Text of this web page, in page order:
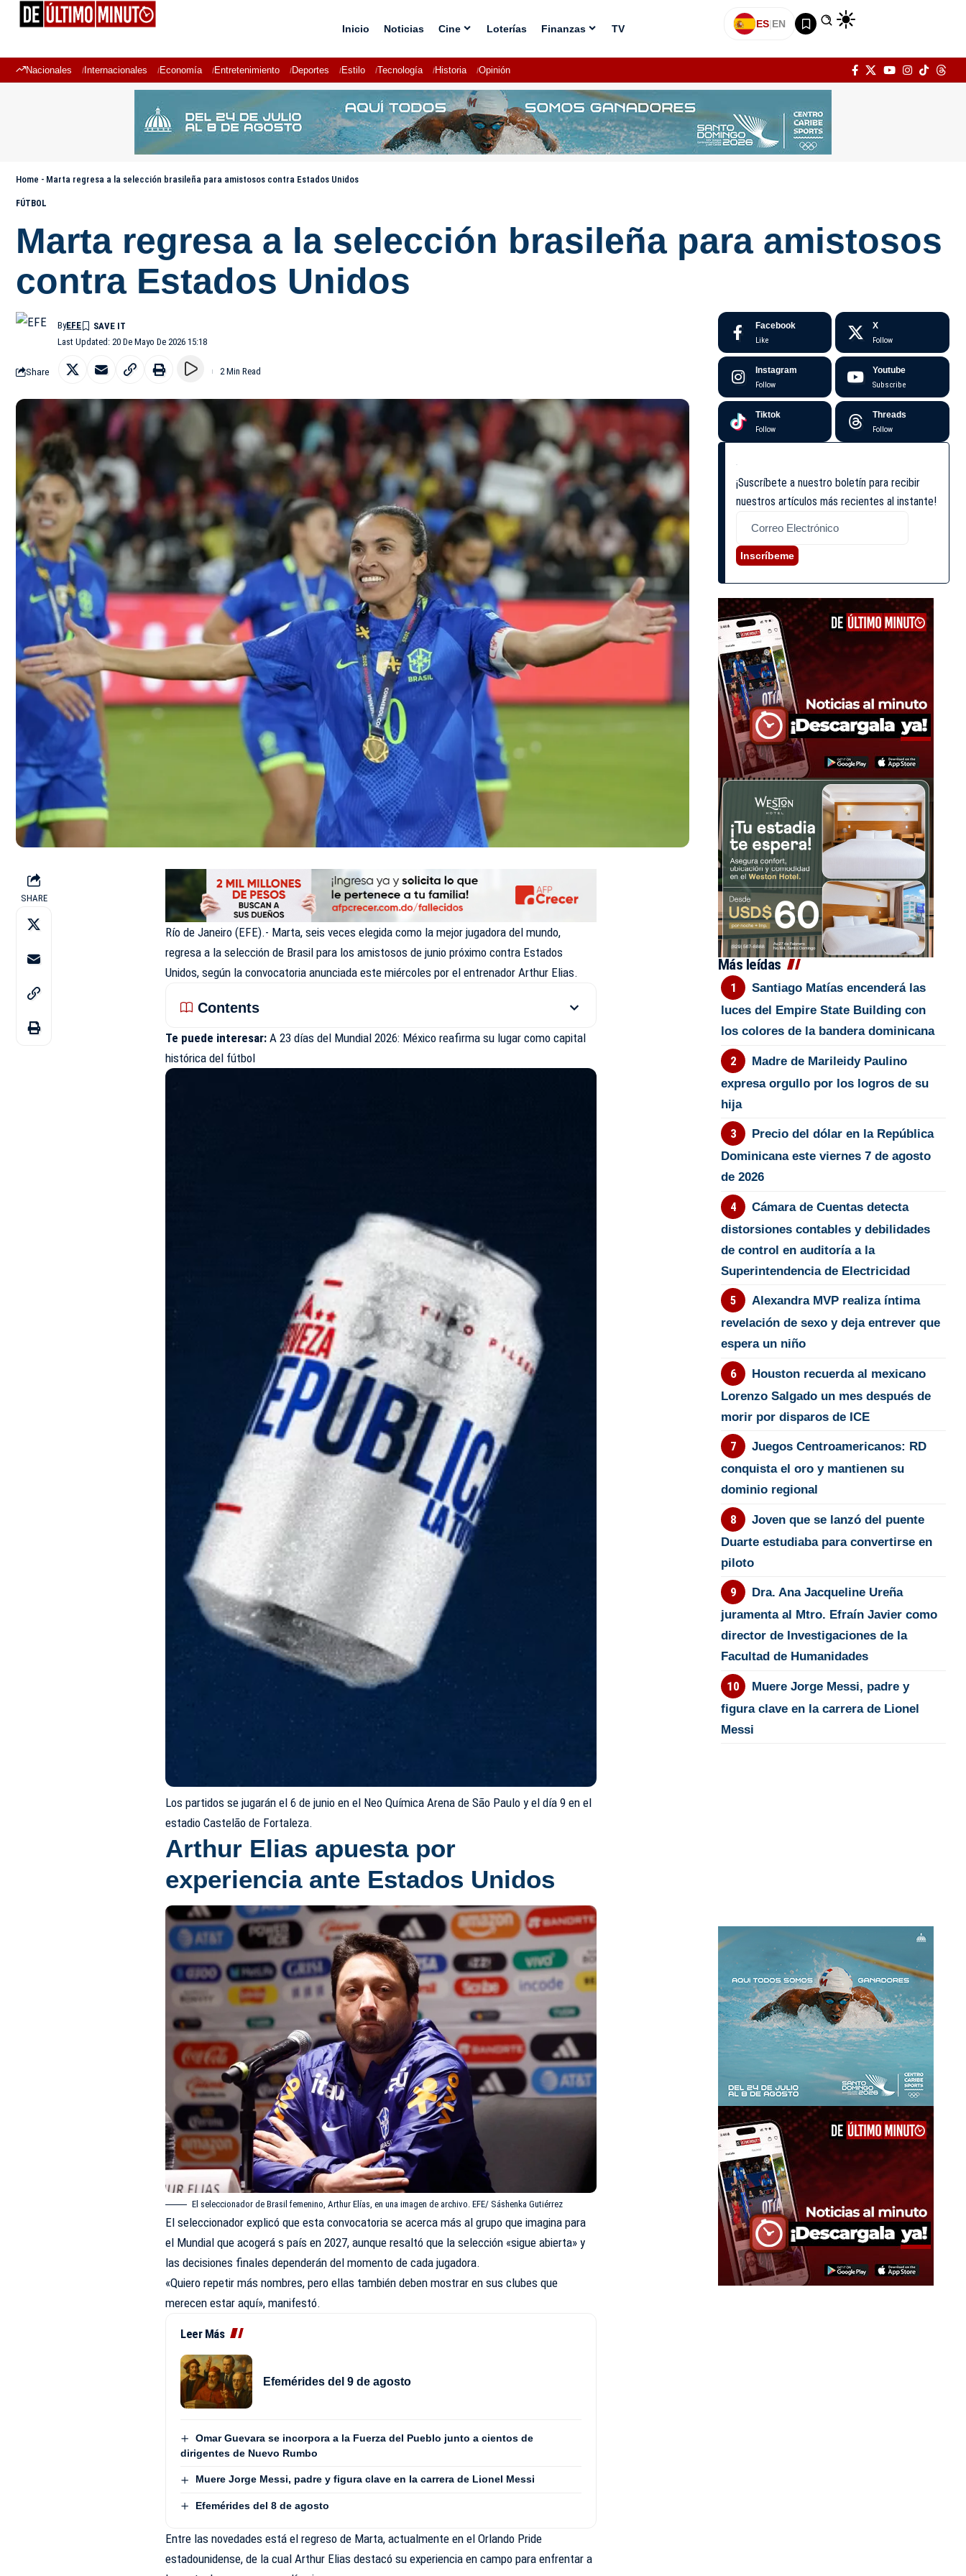
Inicio Noticias Cine Loterías Finanzas TV ES|EN
Nacionales Internacionales Economía Entretenimiento Deportes Estilo Tecnología Historia Opinión
Home - Marta regresa a la selección brasileña para amistosos contra Estados Unidos
FÚTBOL
Marta regresa a la selección brasileña para amistosos
contra Estados Unidos
Last Updated: 20 De Mayo De 2026 15:18
ByEFE
Share 2 Min Read
SHARE
Río de Janeiro (EFE).- Marta, seis veces elegida como la mejor jugadora del mundo,
regresa a la selección de Brasil para los amistosos de junio próximo contra Estados
Unidos, según la convocatoria anunciada este miércoles por el entrenador Arthur Elias.
Contents
Te puede interesar: A 23 días del Mundial 2026: México reafirma su lugar como capital
histórica del fútbol
Los partidos se jugarán el 6 de junio en el Neo Química Arena de São Paulo y el día 9 en el
estadio Castelão de Fortaleza.
Arthur Elias apuesta por
experiencia ante Estados Unidos
El seleccionador de Brasil femenino, Arthur Elías, en una imagen de archivo. EFE/ Sáshenka Gutiérrez
El seleccionador explicó que esta convocatoria se acerca más al grupo que imagina para
el Mundial que acogerá s país en 2027, aunque resaltó que la selección «sigue abierta» y
las decisiones finales dependerán del momento de cada jugadora.
«Quiero repetir más nombres, pero ellas también deben mostrar en sus clubes que
merecen estar aquí», manifestó.
Leer Más
Efemérides del 9 de agosto
Omar Guevara se incorpora a la Fuerza del Pueblo junto a cientos de
dirigentes de Nuevo Rumbo
Muere Jorge Messi, padre y figura clave en la carrera de Lionel Messi
Efemérides del 8 de agosto
Entre las novedades está el regreso de Marta, actualmente en el Orlando Pride
estadounidense, de la cual Arthur Elias destacó su experiencia en campo para enfrentar a
Facebook
Like
X
Follow
Instagram
Follow
Youtube
Subscribe
Tiktok
Follow
Threads
Follow
¡Suscríbete a nuestro boletín para recibir
nuestros artículos más recientes al instante!
Inscríbeme
Más leídas
Santiago Matías encenderá las
luces del Empire State Building con
los colores de la bandera dominicana
Madre de Marileidy Paulino
expresa orgullo por los logros de su
hija
Precio del dólar en la República
Dominicana este viernes 7 de agosto
de 2026
Cámara de Cuentas detecta
distorsiones contables y debilidades
de control en auditoría a la
Superintendencia de Electricidad
Alexandra MVP realiza íntima
revelación de sexo y deja entrever que
espera un niño
Houston recuerda al mexicano
Lorenzo Salgado un mes después de
morir por disparos de ICE
Juegos Centroamericanos: RD
conquista el oro y mantienen su
dominio regional
Joven que se lanzó del puente
Duarte estudiaba para convertirse en
piloto
Dra. Ana Jacqueline Ureña
juramenta al Mtro. Efraín Javier como
director de Investigaciones de la
Facultad de Humanidades
Muere Jorge Messi, padre y
figura clave en la carrera de Lionel
Messi